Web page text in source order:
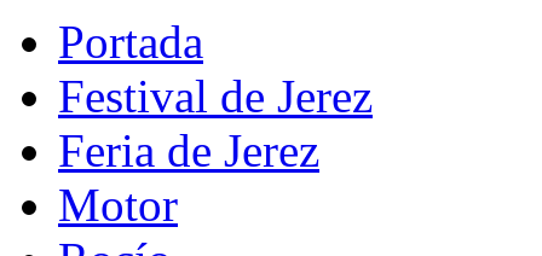
Portada
Festival de Jerez
Feria de Jerez
Motor